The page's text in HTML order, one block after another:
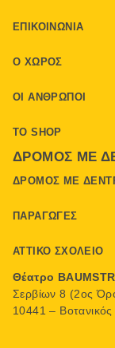
ΕΠΙΚΟΙΝΩΝΊΑ
Ο ΧΏΡΟΣ
ΟΙ ΆΝΘΡΩΠΟΙ
ΤΟ SHOP
ΔΡΌΜΟΣ ΜΕ
ΔΡΌΜΟΣ ΜΕ
ΠΑΡΑΓΩΓΈΣ
ΑΤΤΙΚΌ ΣΧΟΛΕΊΟ
Θέατρο
Σερβίων 8 (2ος
10441 –